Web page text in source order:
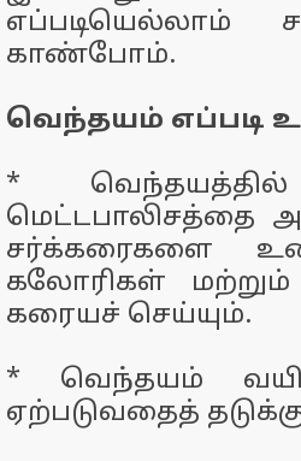
எப்படியெல்லாம்
காண்போம்.
வெந்தயம் எப்படி
*
மெட்டபாலிசத்தை
சர்க்கரைகளை
கலோரிகள்
கரையச் செய்யும்.
* வெந்தயம்
ஏற்படுவதைத்